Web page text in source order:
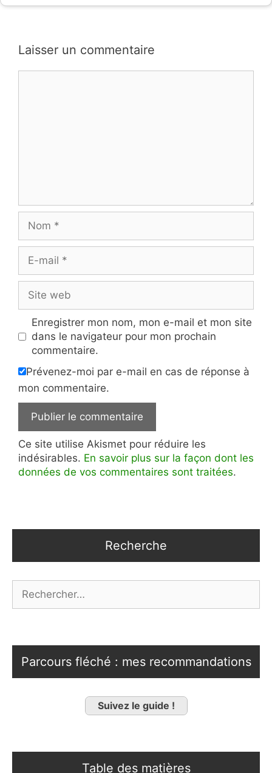
Laisser un commentaire
mail
web
Enregistrer mon nom, mon e-mail et mon site
dans le navigateur pour mon prochain
commentaire.
Prévenez-moi par e-mail en cas de réponse à
mon commentaire.
Ce site utilise Akismet pour réduire les
indésirables. En savoir plus sur la façon dont les
données de vos commentaires sont traitées.
Recherche
Parcours fléché : mes recommandations
Suivez le guide !
Table des matières